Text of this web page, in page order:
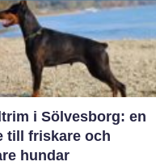
i Sölvesborg: en
till friskare och
hundar